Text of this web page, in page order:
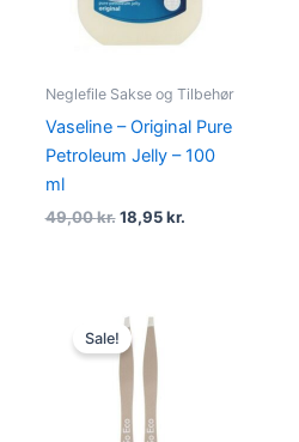
Neglefile Sakse og Tilbehør
Vaseline – Original Pure
Petroleum Jelly – 100
ml
49,00kr. 18,95kr.
Sale!price
was: